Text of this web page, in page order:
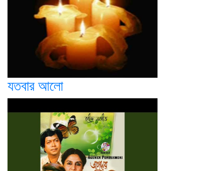
যতবার আলো